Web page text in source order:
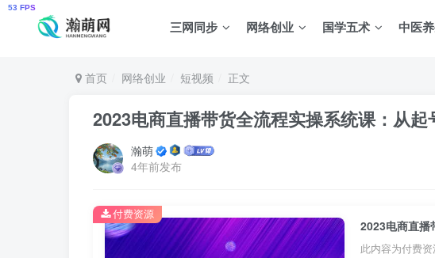
三网同步 网络创业 国学五术 中医
首页 网络创业 短视频 正文
2023电商直播带货全流程实操系统课：从
瀚萌
4年前发布
此内容为付费
付费资源